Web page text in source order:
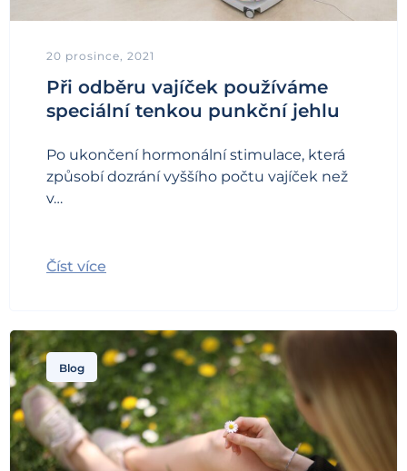
20 prosince, 2021
Při odběru vajíček používáme
speciální tenkou punkční jehlu
Po ukončení hormonální stimulace, která
způsobí dozrání vyššího počtu vajíček než
v…
Číst více
Blog